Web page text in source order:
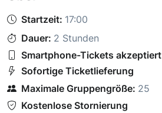
Startzeit: 17:00
Dauer: 2 Stunden
Smartphone-Tickets akzeptiert
Sofortige Ticketlieferung
Maximale Gruppengröße: 25
Kostenlose Stornierung